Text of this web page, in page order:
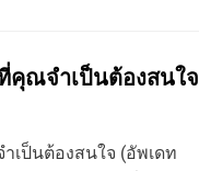
คุณจำเป็นต้องสนใจ
เป็นต้องสนใจ (อัพเดท